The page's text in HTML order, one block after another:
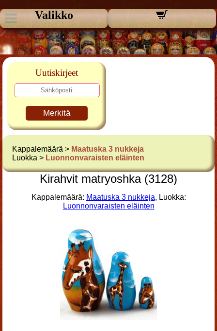
Valikko
Uutiskirjeet
Merkitä
Kappalemäärä > Maatuska 3 nukkeja
Luokka > Luonnonvaraisten eläinten
Kirahvit matryoshka (3128)
Kappalemäärä: Maatuska 3 nukkeja, Luokka:
Luonnonvaraisten eläinten